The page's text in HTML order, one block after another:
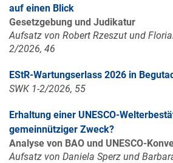
auf einen Blick
Gesetzgebung und Judikatur
Aufsatz von Robert Rzeszut und
2/2026, 46
EStR-Wartungserlass 2026 in
SWK 1-2/2026, 55
Erhaltung einer UNESCO-
gemeinnütziger Zweck?
Analyse von BAO und UNESCO-
Aufsatz von Daniela Sperz und